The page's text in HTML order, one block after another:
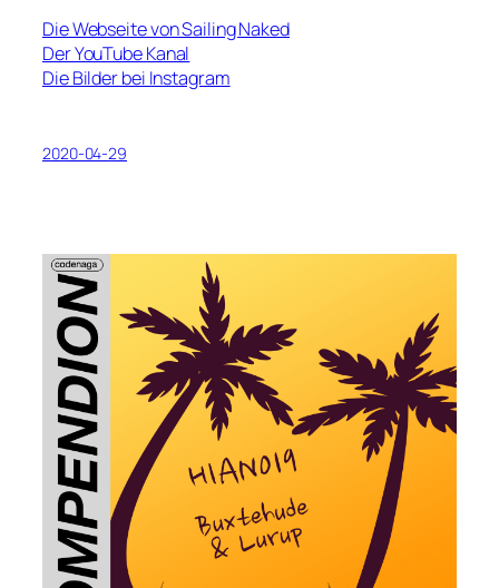
Die Webseite von Sailing Naked
Der YouTube Kanal
Die Bilder bei Instagram
2020-04-29